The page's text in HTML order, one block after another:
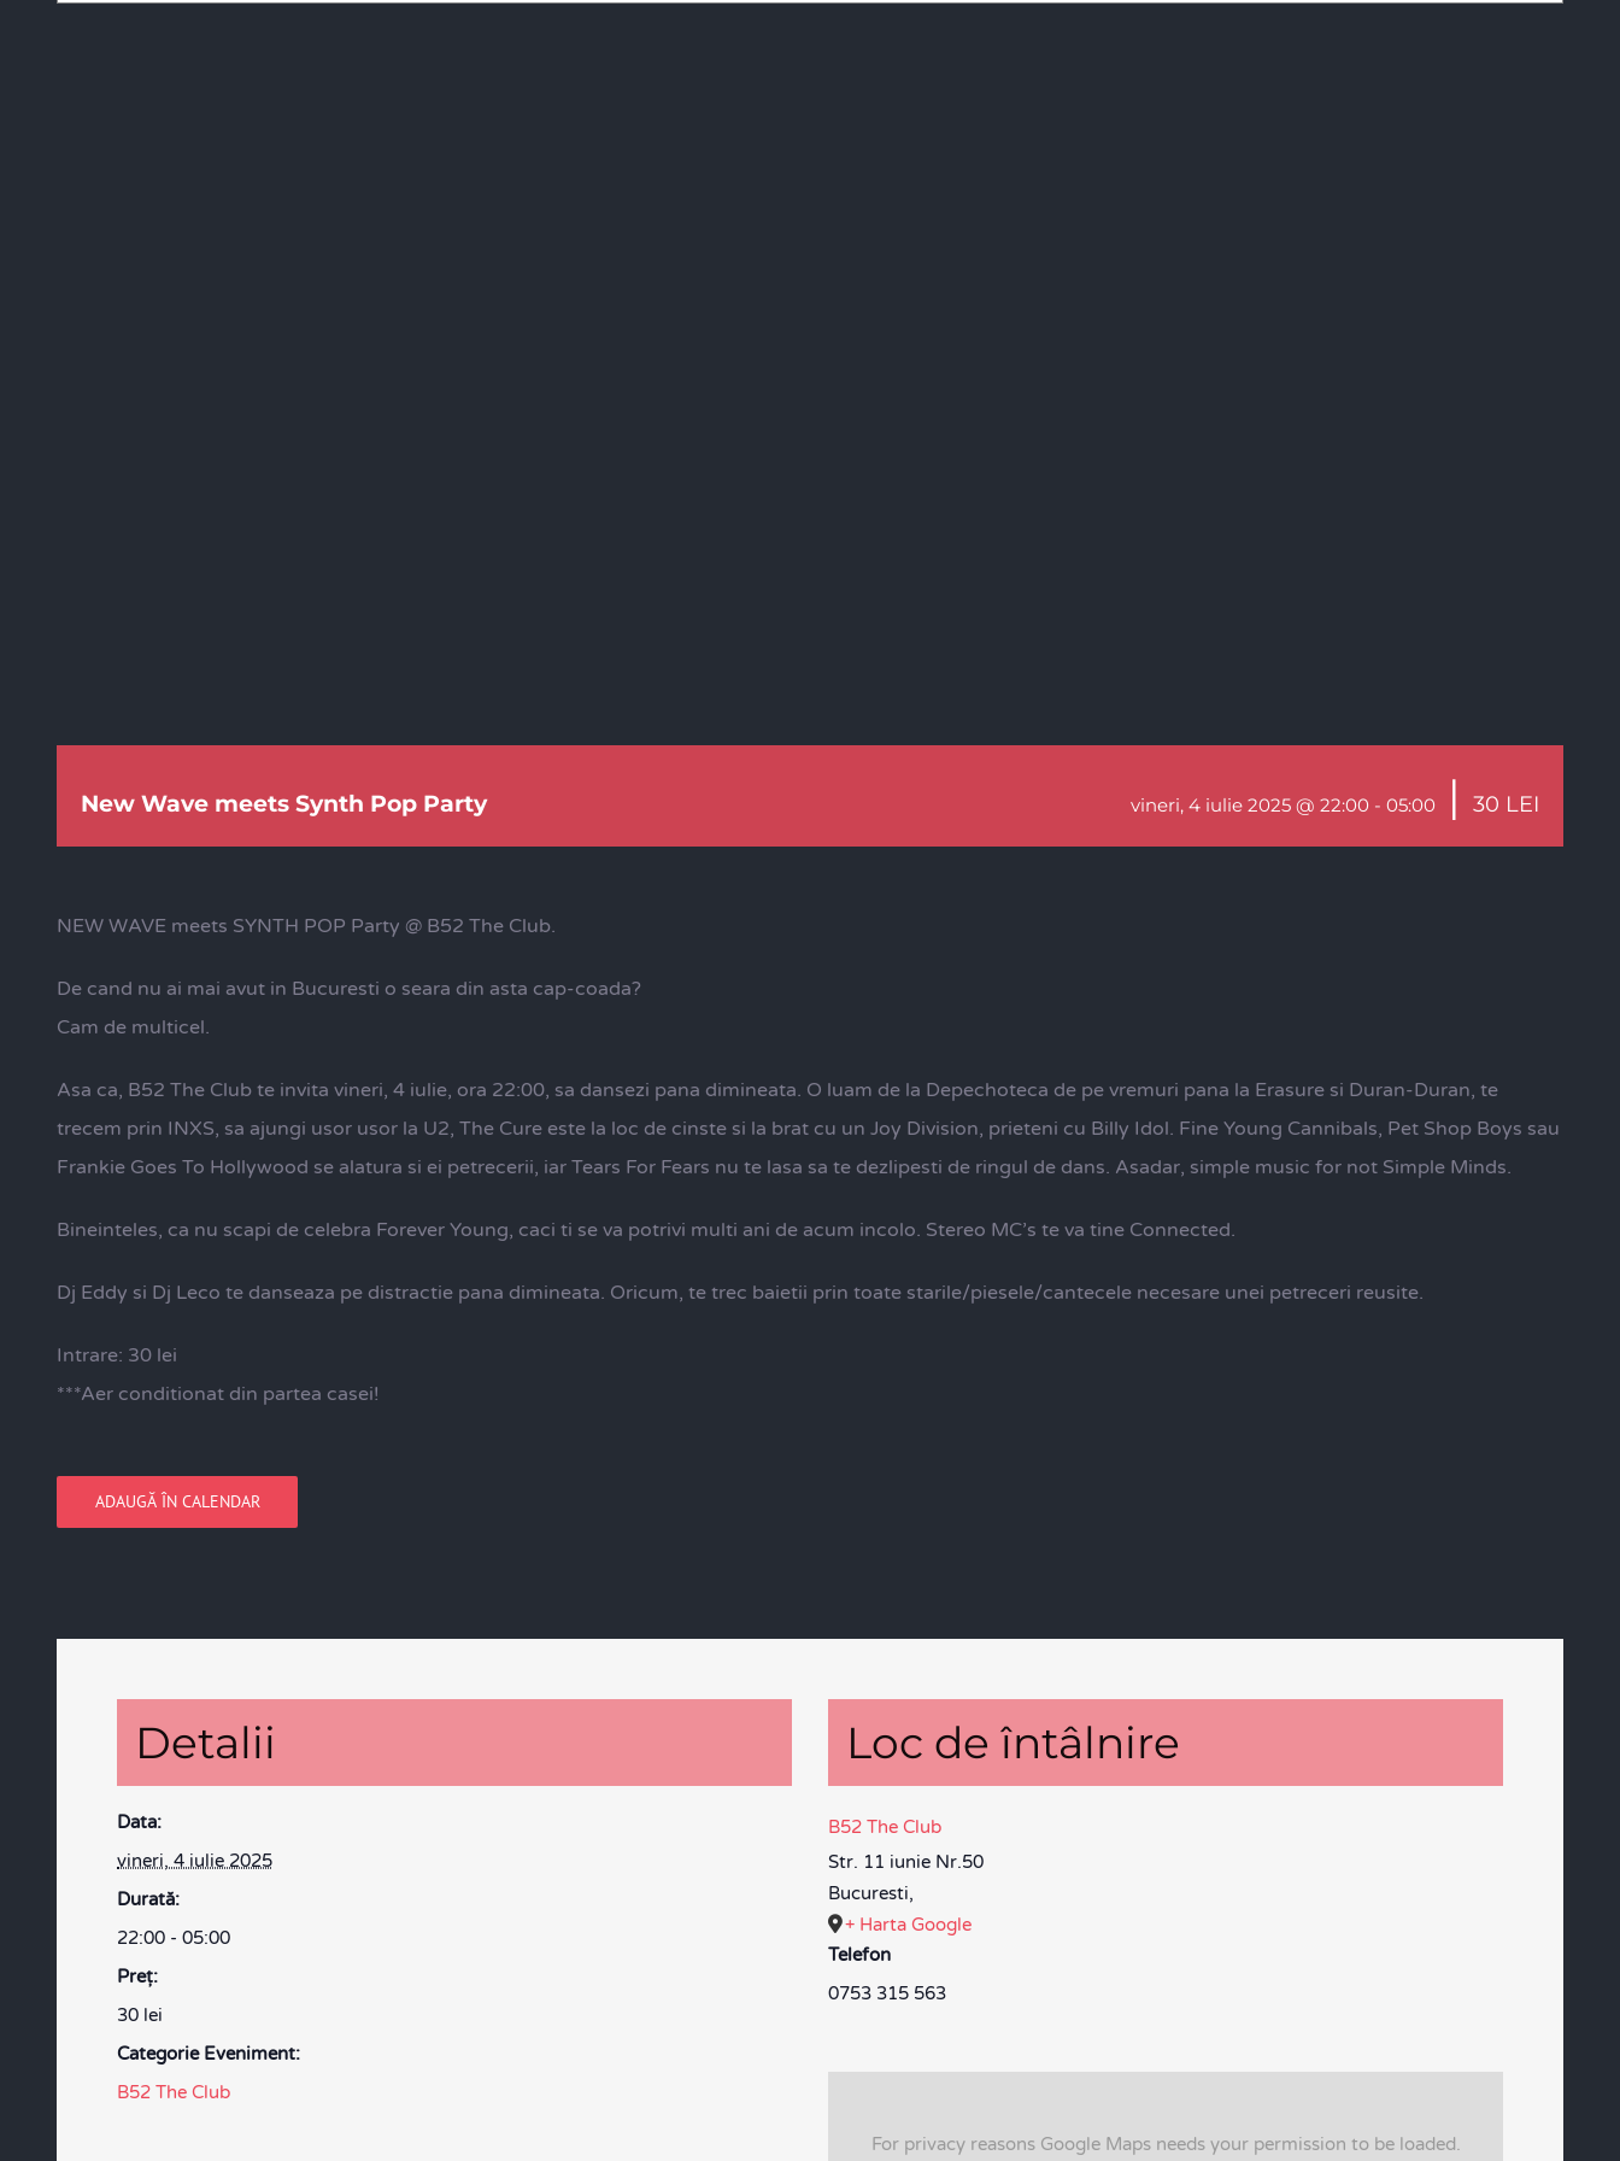
New Wave meets Synth Pop Party vineri, 4 iulie 2025 @ 22:00 - 05:00 | 30 LEI
NEW WAVE meets SYNTH POP Party @ B52 The Club.
De cand nu ai mai avut in Bucuresti o seara din asta cap-coada?
Cam de multicel.
Asa ca, B52 The Club te invita vineri, 4 iulie, ora 22:00, sa dansezi pana dimineata. O luam de la Depechoteca de pe vremuri pana la Erasure si Duran-Duran, te
trecem prin INXS, sa ajungi usor usor la U2, The Cure este la loc de cinste si la brat cu un Joy Division, prieteni cu Billy Idol. Fine Young Cannibals, Pet Shop Boys sau
Frankie Goes To Hollywood se alatura si ei petrecerii, iar Tears For Fears nu te lasa sa te dezlipesti de ringul de dans. Asadar, simple music for not Simple Minds.
Bineinteles, ca nu scapi de celebra Forever Young, caci ti se va potrivi multi ani de acum incolo. Stereo MC’s te va tine Connected.
Dj Eddy si Dj Leco te danseaza pe distractie pana dimineata. Oricum, te trec baietii prin toate starile/piesele/cantecele necesare unei petreceri reusite.
Intrare: 30 lei
***Aer conditionat din partea casei!
ADAUGĂ ÎN CALENDAR
Detalii
Data:
vineri, 4 iulie 2025
Durată:
22:00 - 05:00
Preţ:
30 lei
Categorie Eveniment:
B52 The Club
Loc de întâlnire
B52 The Club
Str. 11 iunie Nr.50
Bucuresti,
+ Harta Google
Telefon
0753 315 563
For privacy reasons Google Maps needs your permission to be loaded.